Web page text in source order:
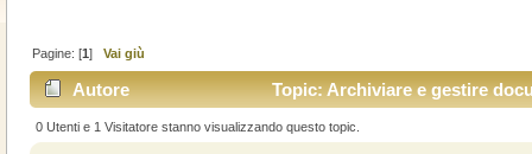
Pagine: [1]Vai giù
Autore Topic: Archiviare e gestire
0 Utenti e 1 Visitatore stanno visualizzando questo topic.